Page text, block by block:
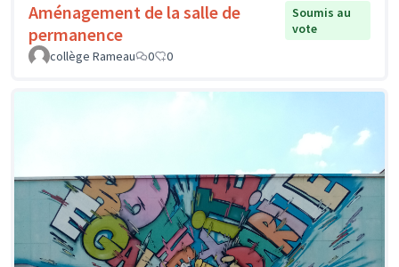
Aménagement de la salle de
permanence
Soumis au
vote
collège Rameau
0 0